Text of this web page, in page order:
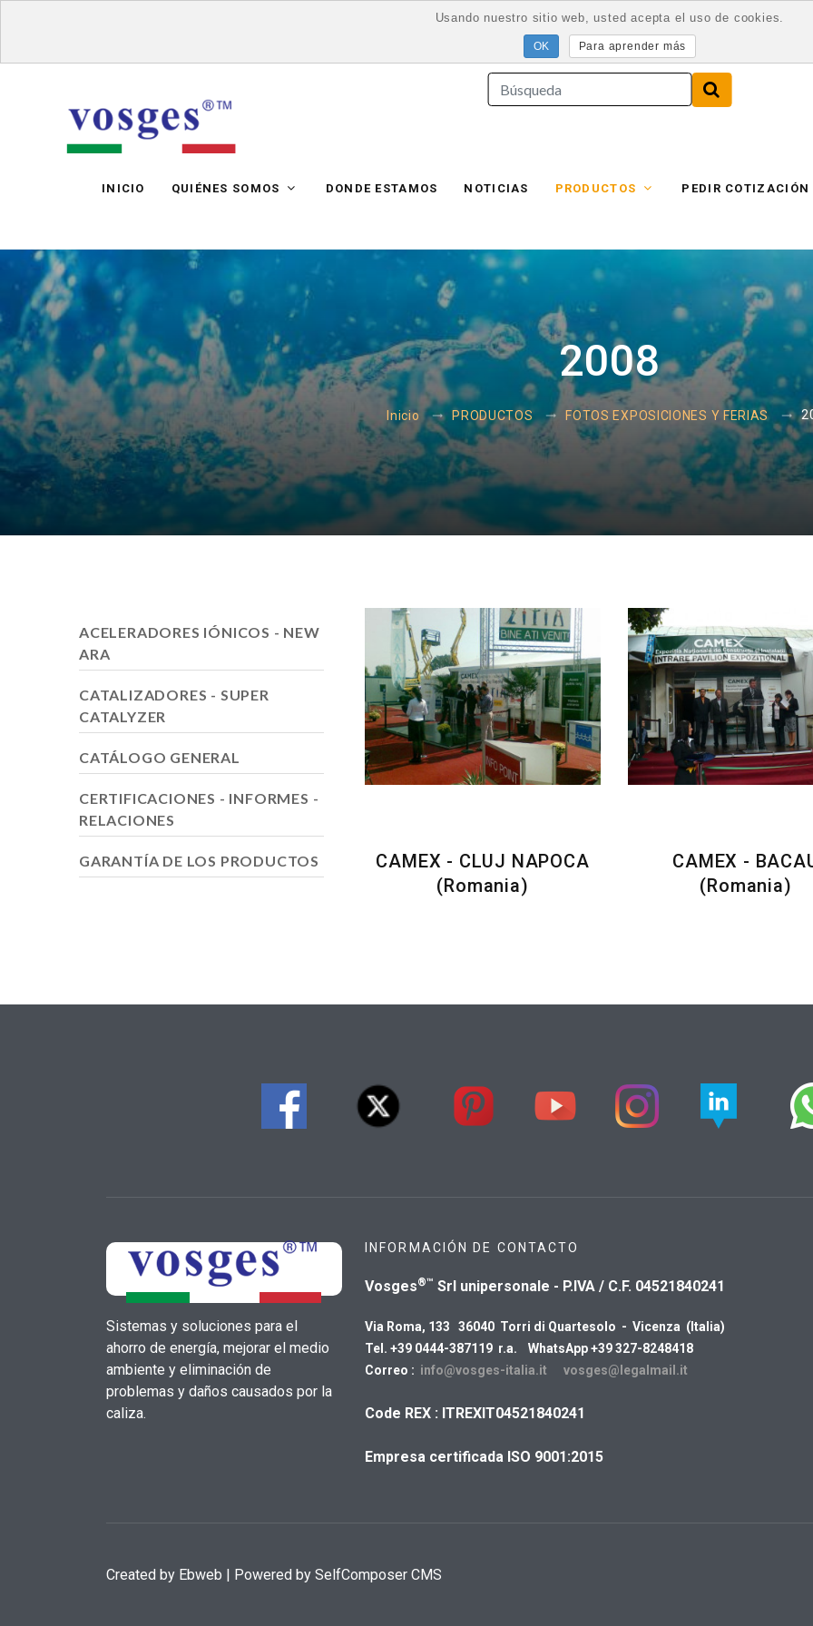
INICIO QUIÉNES SOMOS DONDE ESTAMOS NOTICIAS PRODUCTOS PEDIR COTIZACIÓN
2008
Inicio PRODUCTOS FOTOS EXPOSICIONES Y FERIAS
CAMEX - CLUJ NAPOCA
(Romania)
CAMEX -
(Romania)
ACELERADORES IÓNICOS - NEW
ARA
CATALIZADORES - SUPER
CATALYZER
CATÁLOGO GENERAL
CERTIFICACIONES - INFORMES -
RELACIONES
GARANTÍA DE LOS PRODUCTOS
Sistemas y soluciones para el
ahorro de energía, mejorar el medio
ambiente y eliminación de
problemas y daños causados por la
caliza.
INFORMACIÓN DE CONTACTO
Vosges®™ Srl unipersonale - P.IVA / C.F. 04521840241
Via Roma, 133 36040 Torri di Quartesolo - Vicenza (Italia)
Tel. +39 0444-387119 r.a. WhatsApp +39 327-8248418
Correo : info@vosges-italia.it vosges@legalmail.it
Code REX : ITREXIT04521840241
Empresa certificada ISO 9001:2015
Created by Ebweb | Powered by SelfComposer CMS
Usando nuestro sitio web, usted acepta el uso de cookies.
Para aprender más